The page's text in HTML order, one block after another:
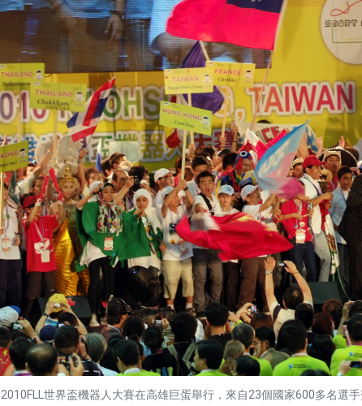
2010FLL世界盃機器人大賽在高雄巨蛋舉行，來自23個國家600多名選